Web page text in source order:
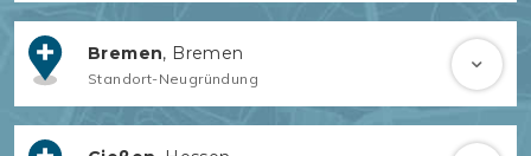
Bremen, Bremen
Standort-Neugründung